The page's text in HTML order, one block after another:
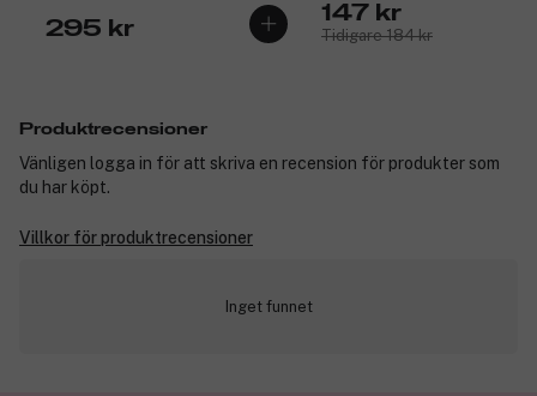
295 kr
147 kr
Tidigare 184 kr
Produktrecensioner
Vänligen logga in för att skriva en recension för produkter som
du har köpt.
Villkor för produktrecensioner
Inget funnet